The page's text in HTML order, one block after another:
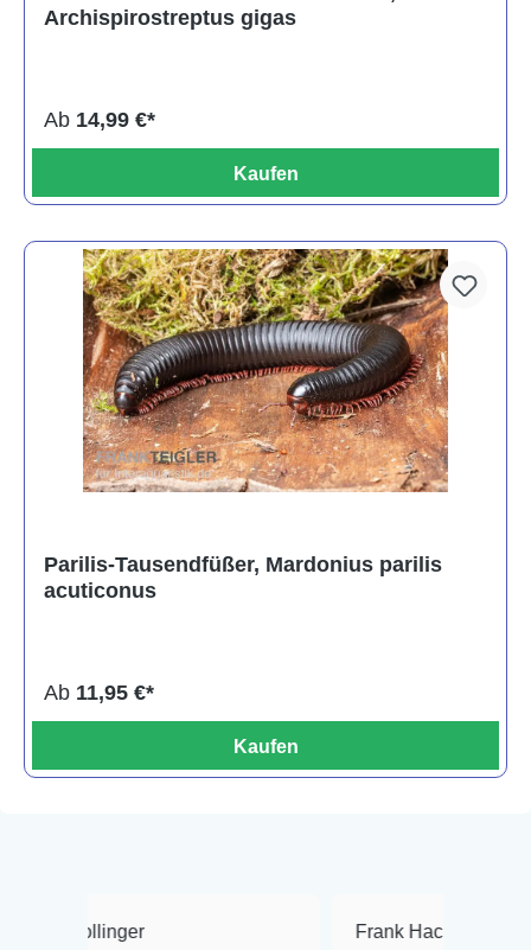
Archispirostreptus gigas
Ab 14,99 €*
Kaufen
Parilis-Tausendfüßer, Mardonius parilis
acuticonus
Ab 11,95 €*
Kaufen
Frank Hackmayer